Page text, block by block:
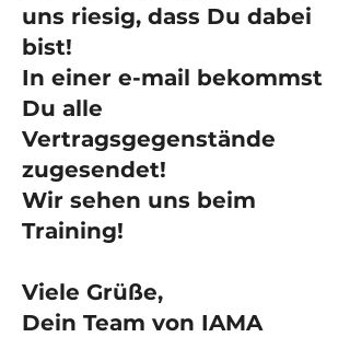
uns riesig, dass Du dabei
bist!
In einer e-mail bekommst
Du alle
Vertragsgegenstände
zugesendet!
Wir sehen uns beim
Training!
Viele Grüße,
Dein Team von IAMA